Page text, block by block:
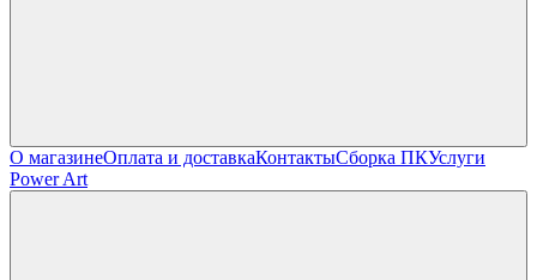
О магазинеОплата и доставкаКонтактыСборка ПКУслуги
Power Art